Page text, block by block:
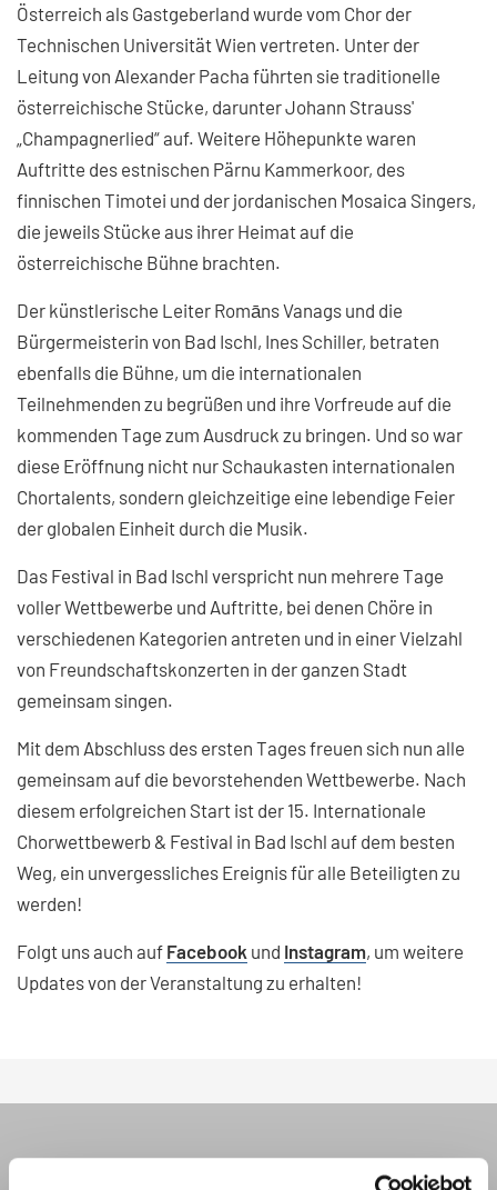
Österreich als Gastgeberland wurde vom Chor der
Technischen Universität Wien vertreten. Unter der
Leitung von Alexander Pacha führten sie traditionelle
österreichische Stücke, darunter Johann Strauss'
„Champagnerlied“ auf. Weitere Höhepunkte waren
Auftritte des estnischen Pärnu Kammerkoor, des
finnischen Timotei und der jordanischen Mosaica Singers,
die jeweils Stücke aus ihrer Heimat auf die
österreichische Bühne brachten.
Der künstlerische Leiter Romāns Vanags und die
Bürgermeisterin von Bad Ischl, Ines Schiller, betraten
ebenfalls die Bühne, um die internationalen
Teilnehmenden zu begrüßen und ihre Vorfreude auf die
kommenden Tage zum Ausdruck zu bringen. Und so war
diese Eröffnung nicht nur Schaukasten internationalen
Chortalents, sondern gleichzeitige eine lebendige Feier
der globalen Einheit durch die Musik.
Das Festival in Bad Ischl verspricht nun mehrere Tage
voller Wettbewerbe und Auftritte, bei denen Chöre in
verschiedenen Kategorien antreten und in einer Vielzahl
von Freundschaftskonzerten in der ganzen Stadt
gemeinsam singen.
Mit dem Abschluss des ersten Tages freuen sich nun alle
gemeinsam auf die bevorstehenden Wettbewerbe. Nach
diesem erfolgreichen Start ist der 15. Internationale
Chorwettbewerb & Festival in Bad Ischl auf dem besten
Weg, ein unvergessliches Ereignis für alle Beteiligten zu
werden!
Folgt uns auch auf Facebook und Instagram, um weitere
Updates von der Veranstaltung zu erhalten!
INTERKULTUR NEWSLETTER